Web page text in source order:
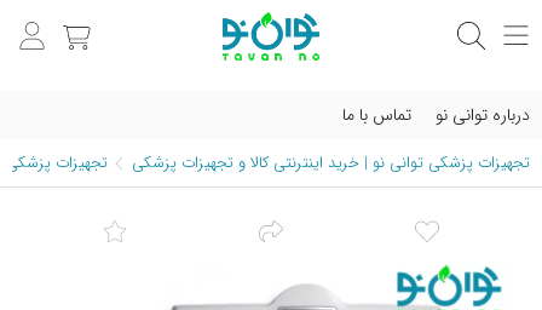
درباره توانی نو تماس با ما
تجهیزات پزشکی توانی نو | خرید اینترنتی کالا و تجهیزات پزشکی تجهیزات پزشکی